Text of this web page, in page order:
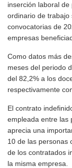
inserción laboral
ordinario de trabajo
convocatorias de
empresas
Como datos más
meses del periodo
del 82,2% a los
respectivamente
El contrato
empleada entre las
aprecia una
10 de las personas
de los contratados
la misma empresa.